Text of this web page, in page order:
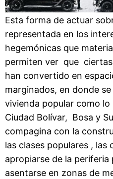
Esta forma de actuar
representada en los
hegemónicas que
permiten ver que ciertas
han convertido en
marginados, en donde
vivienda popular como lo
Ciudad Bolívar, Bosa y
compagina con la
las clases populares , las
apropiarse de la periferia
asentarse en zonas de